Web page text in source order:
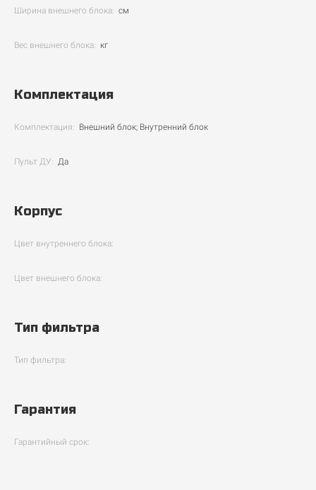
Ширина внешнего блока: см
Вес внешнего блока: кг
Комплектация
Комплектация: Внешний блок; Внутренний блок
Пульт ДУ: Да
Корпус
Цвет внутреннего блока:
Цвет внешнего блока:
Тип фильтра
Тип фильтра:
Гарантия
Гарантийный срок: